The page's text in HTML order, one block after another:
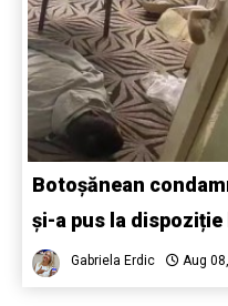
Botoșănean
și-a pus la
Gabriela Erdic Aug